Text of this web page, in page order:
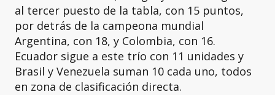
al tercer puesto de la tabla, con 15 puntos,
por detrás de la campeona mundial
Argentina, con 18, y Colombia, con 16.
Ecuador sigue a este trío con 11 unidades y
Brasil y Venezuela suman 10 cada uno, todos
en zona de clasificación directa.